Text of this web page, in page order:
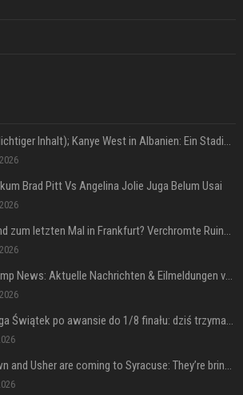
Z+ (abopflichtiger Inhalt); Kanye West in Albanien: Ein Stadion für eine Nacht
Brad Pitt Vs Angelina Jolie Juga Belum Usai
The Weeknd zum letzten Mal in Frankfurt? Verchromte Ruinen, Laser und Rekordhits
Donald Trump News: Aktuelle Nachrichten & Eilmeldungen von heute zum US-Präsidenten.
US Open. Iga Świątek po awansie do 1/8 finału: dziś trzymałam poziom
Chris Brown and Usher are coming to Syracuse: They’re bringing lots of traffic with them